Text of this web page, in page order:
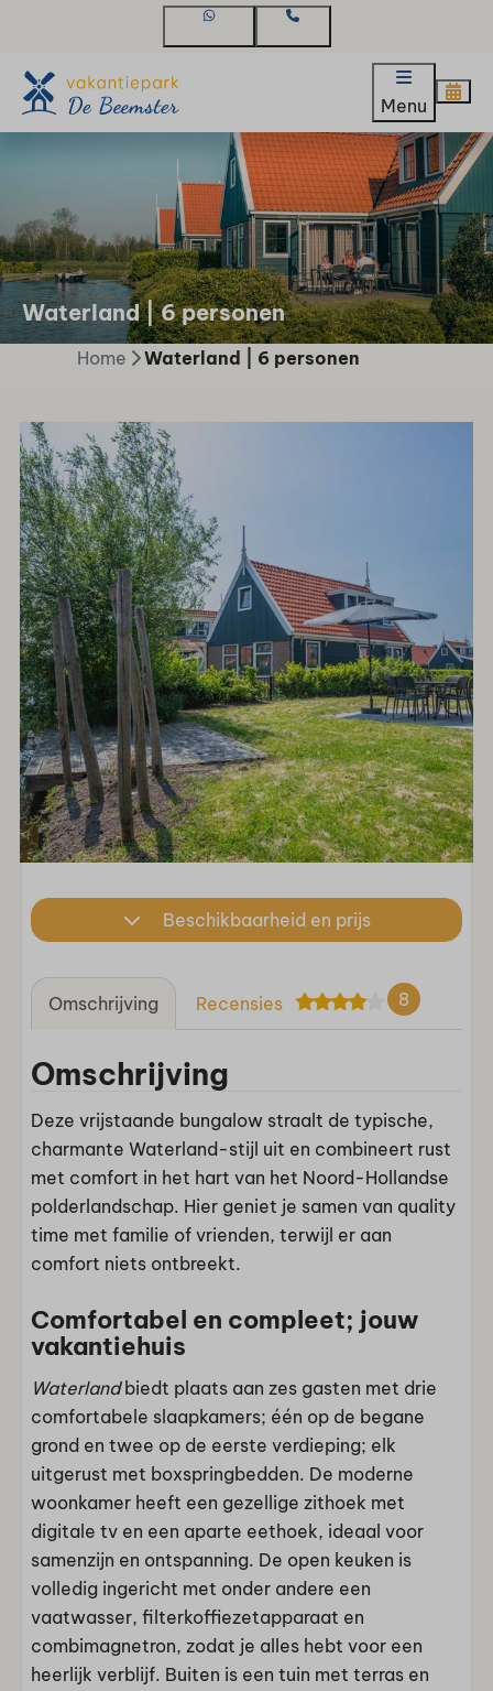
Menu
Waterland | 6 personen
Home Waterland | 6 personen
Beschikbaarheid en prijs
Omschrijving Recensies 8
Omschrijving
Deze vrijstaande bungalow straalt de typische,
charmante Waterland-stijl uit en combineert rust
met comfort in het hart van het Noord-Hollandse
polderlandschap. Hier geniet je samen van quality
time met familie of vrienden, terwijl er aan
comfort niets ontbreekt.
Comfortabel en compleet; jouw
vakantiehuis
Waterlandbiedt plaats aan zes gasten met drie
comfortabele slaapkamers; één op de begane
grond en twee op de eerste verdieping; elk
uitgerust met boxspringbedden. De moderne
woonkamer heeft een gezellige zithoek met
digitale tv en een aparte eethoek, ideaal voor
samenzijn en ontspanning. De open keuken is
volledig ingericht met onder andere een
vaatwasser, filterkoffiezetapparaat en
combimagnetron, zodat je alles hebt voor een
heerlijk verblijf. Buiten is een tuin met terras en